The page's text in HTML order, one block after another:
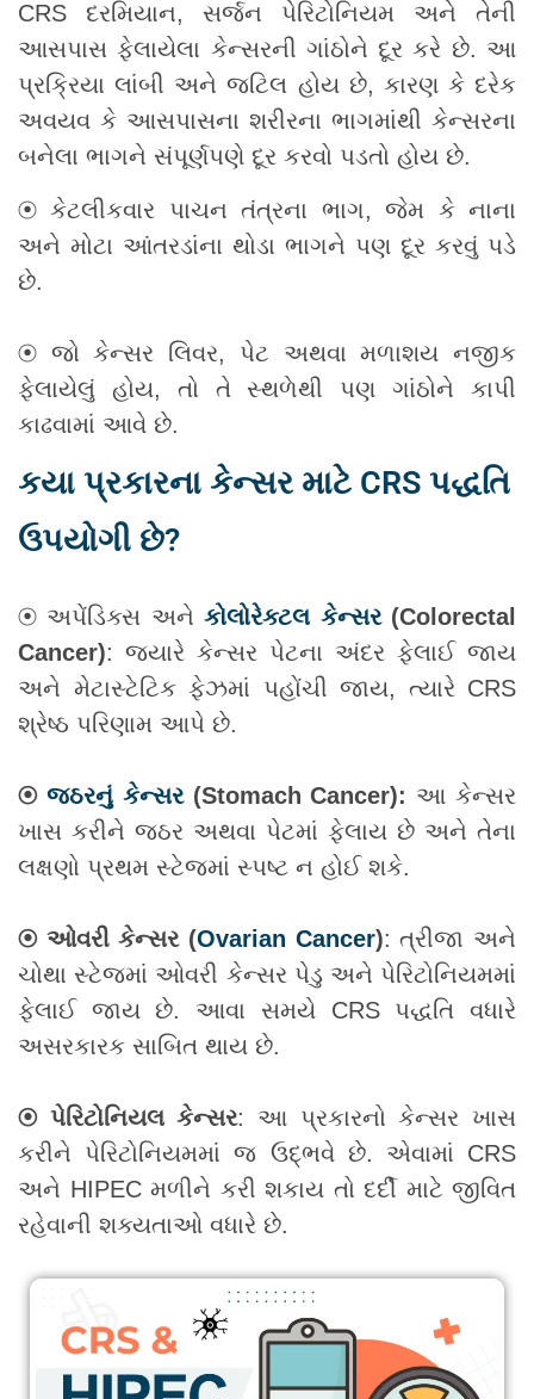
CRS દરમિયાન, સર્જન પેરિટોનિયમ અને તેની
આસપાસ ફેલાયેલા કેન્સરની ગાંઠોને દૂર કરે છે. આ
પ્રક્રિયા લાંબી અને જટિલ હોય છે, કારણ કે દરેક
અવયવ કે આસપાસના શરીરના ભાગમાંથી કેન્સરના
બનેલા ભાગને સંપૂર્ણપણે દૂર કરવો પડતો હોય છે.
⦿ કેટલીકવાર પાચન તંત્રના ભાગ, જેમ કે નાના
અને મોટા આંતરડાંના થોડા ભાગને પણ દૂર કરવું પડે
છે.
⦿ જો કેન્સર લિવર, પેટ અથવા મળાશય નજીક
ફેલાયેલું હોય, તો તે સ્થળેથી પણ ગાંઠોને કાપી
કાઢવામાં આવે છે.
કયા પ્રકારના કેન્સર માટે CRS પદ્ધતિ
ઉપયોગી છે?
⦿ અપેંડિક્સ અનેકોલોરેક્ટલ કેન્સર(Colorectal
Cancer): જ્યારે કેન્સર પેટના અંદર ફેલાઈ જાય
અને મેટાસ્ટેટિક ફેઝમાં પહોંચી જાય, ત્યારે CRS
શ્રેષ્ઠ પરિણામ આપે છે.
⦿ જઠરનું કેન્સર(Stomach Cancer): આ કેન્સર
ખાસ કરીને જઠર અથવા પેટમાં ફેલાય છે અને તેના
લક્ષણો પ્રથમ સ્ટેજમાં સ્પષ્ટ ન હોઈ શકે.
⦿ ઓવરી કેન્સર (Ovarian Cancer): ત્રીજા અને
ચોથા સ્ટેજમાં ઓવરી કેન્સર પેડુ અને પેરિટોનિયમમાં
ફેલાઈ જાય છે. આવા સમયે CRS પદ્ધતિ વધારે
અસરકારક સાબિત થાય છે.
⦿ પેરિટોનિયલ કેન્સર: આ પ્રકારનો કેન્સર ખાસ
કરીને પેરિટોનિયમમાં જ ઉદ્ભવે છે. એવામાં CRS
અને HIPEC મળીને કરી શકાય તો દર્દી માટે જીવિત
રહેવાની શક્યતાઓ વધારે છે.